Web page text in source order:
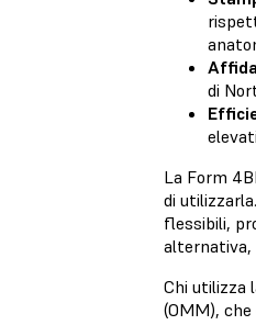
di
La Form
di
flessibili,
alternativa,
Chi utilizza
(OMM),